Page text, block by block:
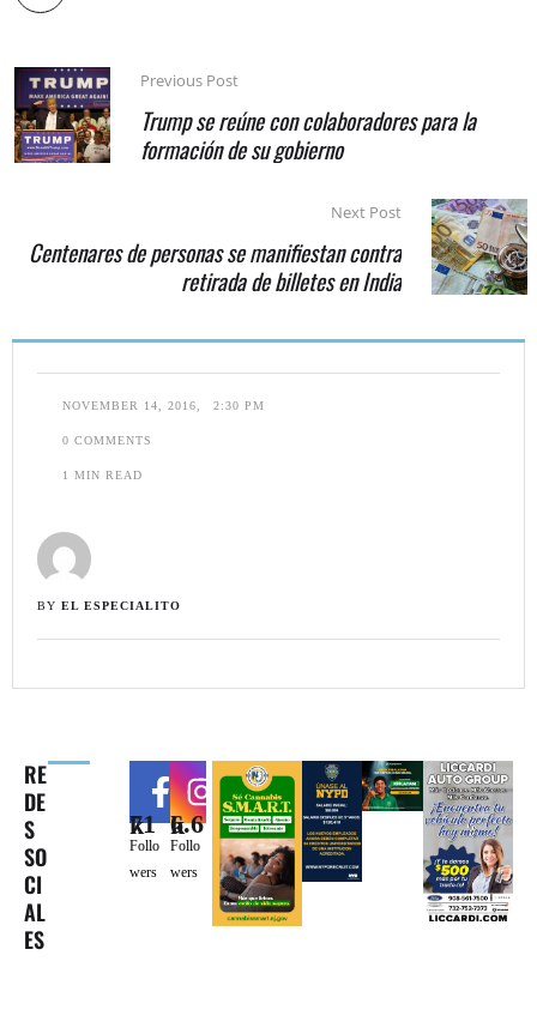
NOVEMBER 14, 2016, 2:30 PM
0 COMMENTS
1 MIN READ
BY EL ESPECIALITO
RE
DE
S
SO
CI
AL
ES
71k
Follo
wers
6.6k
Follo
wers
Previous Post
Trump se reúne con colaboradores para la
formación de su gobierno
Next Post
Centenares de personas se manifiestan contra
retirada de billetes en India